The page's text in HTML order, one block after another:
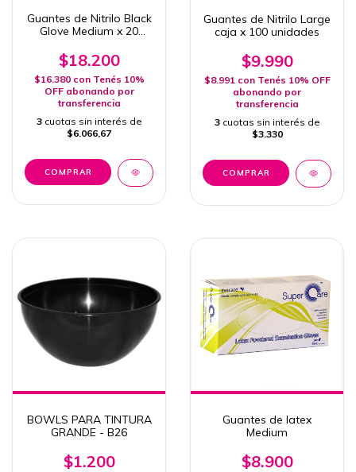
Guantes de Nitrilo Black
Glove Medium x 20
$18.200
$16.380 con Tenés 10%
OFF abonando por
transferencia
3 cuotas sin interés de
$6.066,67
COMPRAR
Guantes de Nitrilo Large
caja x 100 unidades
$9.990
$8.991 con Tenés 10% OFF
abonando por
transferencia
3 cuotas sin interés de
$3.330
BOWLS PARA TINTURA
GRANDE - B26
$1.200
Guantes de latex
Medium
$8.900